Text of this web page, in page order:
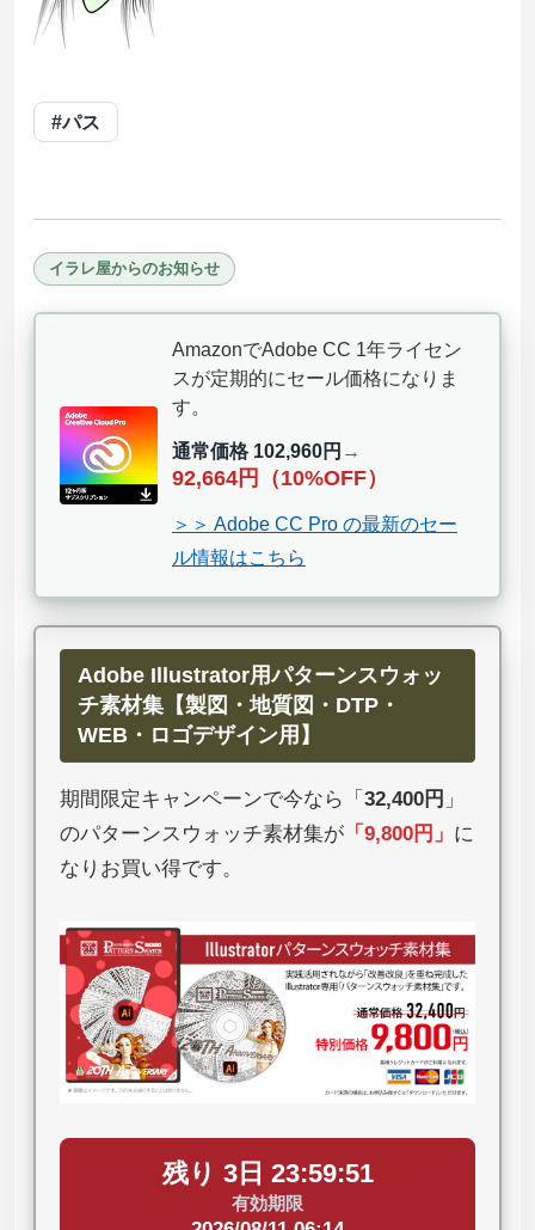
#パス
イラレ屋からのお知らせ
AmazonでAdobe CC 1年ライセン
スが定期的にセール価格になりま
す。
通常価格 102,960円 →
92,664円（10%OFF）
＞＞ Adobe CC Pro の最新のセー
ル情報はこちら
Adobe Illustrator用パターンスウォッ
チ素材集【製図・地質図・DTP・
WEB・ロゴデザイン用】
期間限定キャンペーンで今なら「 32,400円 」
のパターンスウォッチ素材集が 「 9,800円 」 に
なりお買い得です。
残り 3日 23:59:50
有効期限